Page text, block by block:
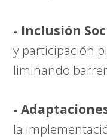
- Inclusión
y participación
liminando
-
la